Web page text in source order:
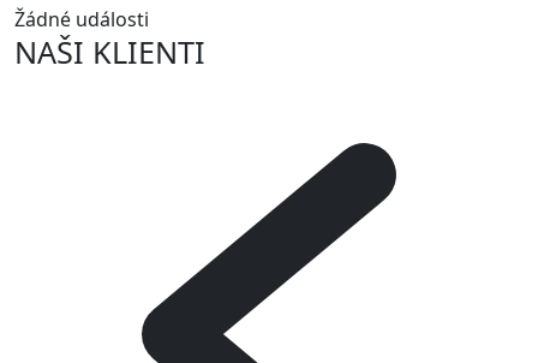
Žádné události
NAŠI KLIENTI